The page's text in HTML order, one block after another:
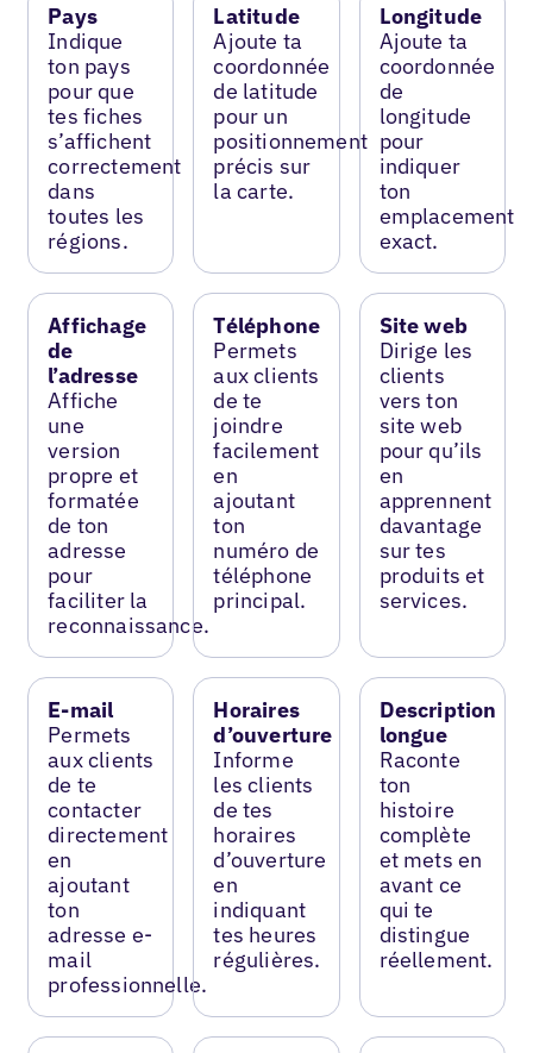
Pays
Indique
ton pays
pour que
tes fiches
s’affichent
correctement
dans
toutes les
régions.
Latitude
Ajoute ta
coordonnée
de latitude
pour un
positionnement
précis sur
la carte.
Longitude
Ajoute ta
coordonnée
de
longitude
pour
indiquer
ton
emplacement
exact.
Affichage
de
l’adresse
Affiche
une
version
propre et
formatée
de ton
adresse
pour
faciliter la
reconnaissance.
Téléphone
Permets
aux clients
de te
joindre
facilement
en
ajoutant
ton
numéro de
téléphone
principal.
Site web
Dirige les
clients
vers ton
site web
pour qu’ils
en
apprennent
davantage
sur tes
produits et
services.
E-mail
Permets
aux clients
de te
contacter
directement
en
ajoutant
ton
adresse e-
mail
professionnelle.
Horaires
d’ouverture
Informe
les clients
de tes
horaires
d’ouverture
en
indiquant
tes heures
régulières.
Description
longue
Raconte
ton
histoire
complète
et mets en
avant ce
qui te
distingue
réellement.